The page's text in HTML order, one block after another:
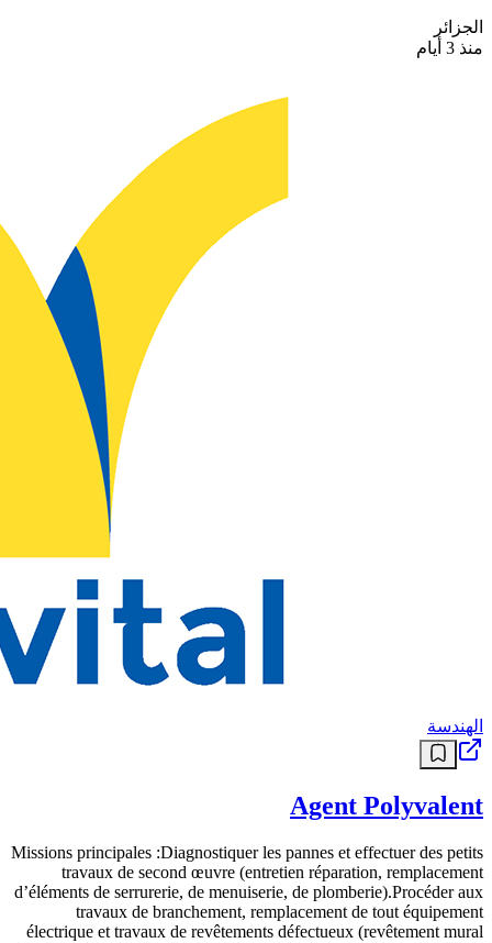
الجزائر
منذ 3 أيام
الهندسة
Agent Polyvalent
Missions principales :Diagnostiquer les pannes et effectuer des petits
travaux de second œuvre (entretien réparation, remplacement
d’éléments de serrurerie, de menuiserie, de plomberie).Procéder aux
travaux de branchement, remplacement de tout équipement
électrique et travaux de revêtements défectueux (revêtement mural